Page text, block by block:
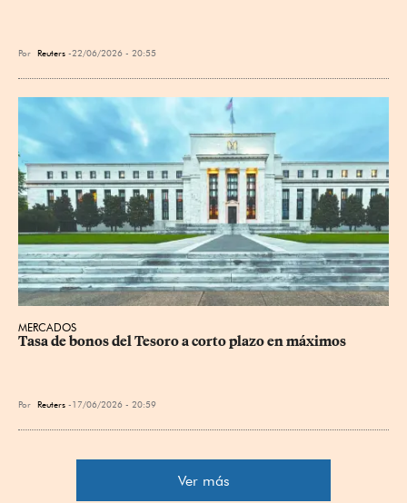
Por Reuters 22/06/2026 - 20:55
MERCADOS
Tasa de bonos del Tesoro a corto plazo en máximos
Por Reuters 17/06/2026 - 20:59
Ver más